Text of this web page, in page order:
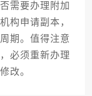
需要办理附加
构申请副本，
期。值得注意
必须重新办理
改。